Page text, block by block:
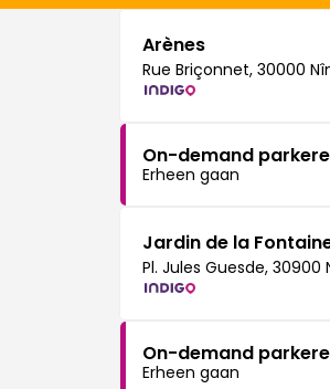
Arènes
Rue Briçonnet, 30000
On-demand
Erheen gaan
Jardin de la
Pl. Jules Guesde, 30900
On-demand
Erheen gaan